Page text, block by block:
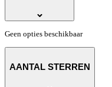
Geen opties beschikbaar
AANTAL STERREN